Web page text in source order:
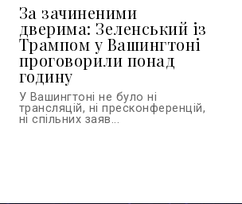
За зачиненими
дверима: Зеленський із
Трампом у Вашингтоні
проговорили понад
годину
У Вашингтоні не було ні
трансляцій, ні пресконференцій,
ні спільних заяв...